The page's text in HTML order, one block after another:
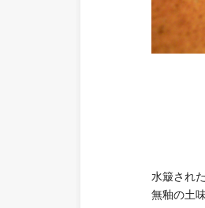
水簸され
無釉の土